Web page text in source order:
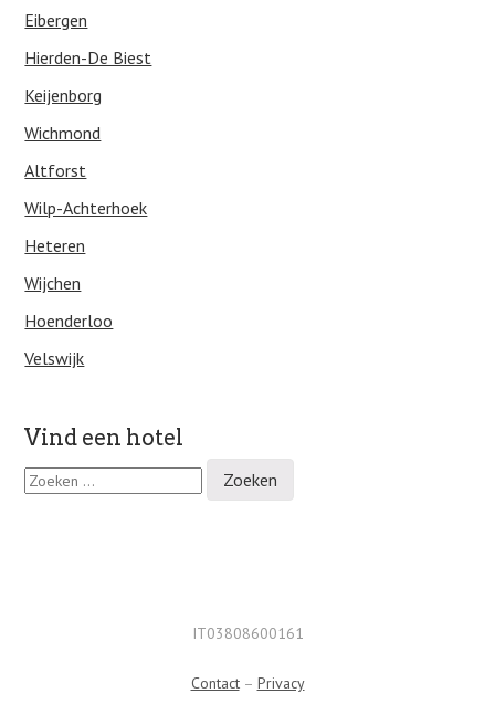
Eibergen
Hierden-De Biest
Keijenborg
Wichmond
Altforst
Wilp-Achterhoek
Heteren
Wijchen
Hoenderloo
Velswijk
Vind een hotel
Z
o
IT03808600161
Contact– Privacy